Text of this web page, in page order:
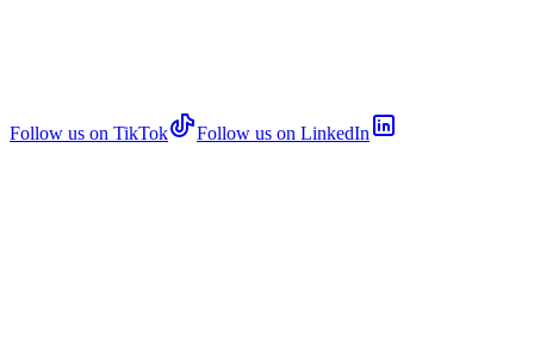
Follow us on TikTok Follow us on LinkedIn